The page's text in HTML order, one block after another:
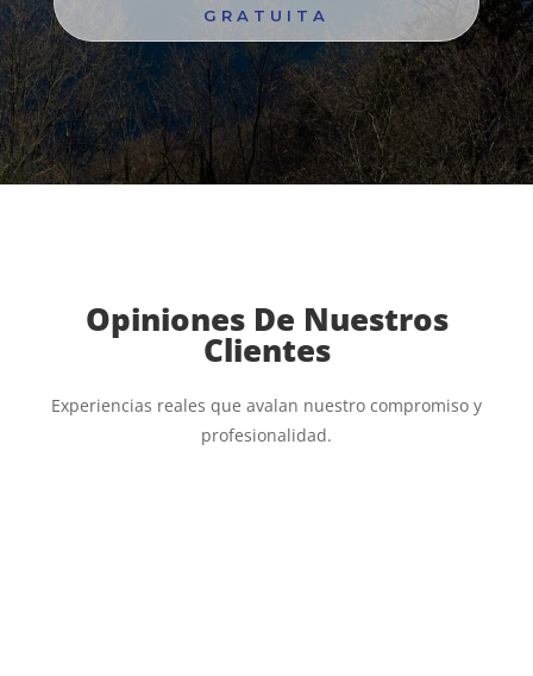
GRATUITA
Opiniones De Nuestros
Clientes
Experiencias reales que avalan nuestro compromiso y
profesionalidad.